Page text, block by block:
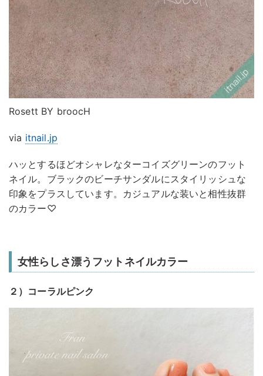
Rosett BY broocH
via itnail.jp
ハッとするほどオシャレなターコイズグリーンのフット
ネイル。ブラックのビーチサンダルにスタイリッシュな
印象をプラスしています。カジュアルな装いと相性抜群
のカラー♡
女性らしさ漂うフットネイルカラー
２）コーラルピンク